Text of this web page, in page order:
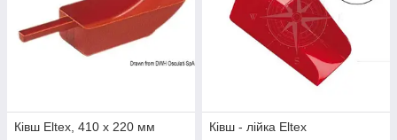
Ківш Eltex, 410 x 220 мм
Ківш - лійка Eltex